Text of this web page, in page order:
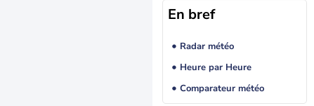
En bref
Radar météo
Heure par Heure
Comparateur météo